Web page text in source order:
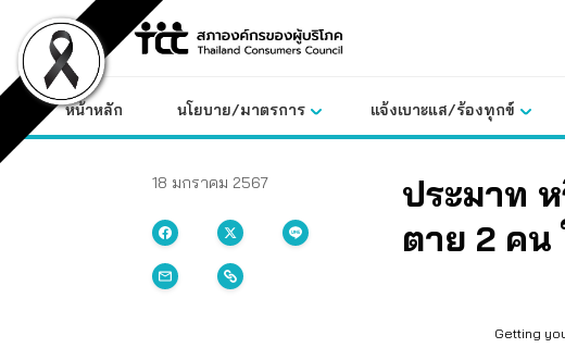
content
หน้าหลัก นโยบาย/มาตรการ แจ้งเบาะแส/ร้องทุกข์
18 มกราคม 2567
ประมาท
ตาย 2 คน
Getting